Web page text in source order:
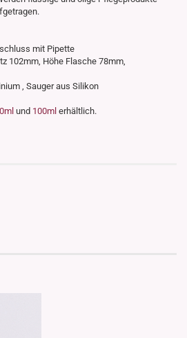
mit Pipette
102mm, Höhe Flasche 78mm,
, Sauger aus Silikon
und 100ml erhältlich.